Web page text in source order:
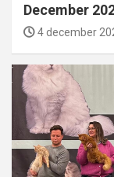
December
4 december